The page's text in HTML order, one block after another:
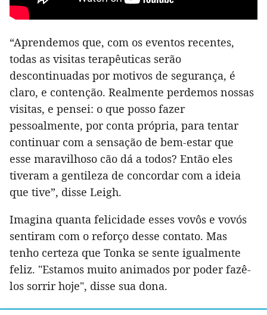
“Aprendemos que, com os eventos recentes,
todas as visitas terapêuticas serão
descontinuadas por motivos de segurança, é
claro, e contenção. Realmente perdemos nossas
visitas, e pensei: o que posso fazer
pessoalmente, por conta própria, para tentar
continuar com a sensação de bem-estar que
esse maravilhoso cão dá a todos? Então eles
tiveram a gentileza de concordar com a ideia
que tive”, disse Leigh.
Imagina quanta felicidade esses vovôs e vovós
sentiram com o reforço desse contato. Mas
tenho certeza que Tonka se sente igualmente
feliz. "Estamos muito animados por poder fazê-
los sorrir hoje", disse sua dona.